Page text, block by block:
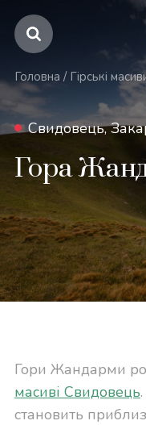
Головна / Гірські
Свидовець,
Гора
Гори Жандарми
масиві Свидовець
становить